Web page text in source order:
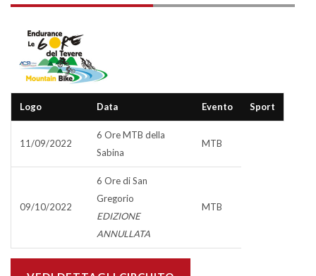
Logo Data Evento Sport
11/09/2022
6 Ore MTB della
Sabina
MTB
09/10/2022
6 Ore di San
Gregorio
EDIZIONE
ANNULLATA
MTB